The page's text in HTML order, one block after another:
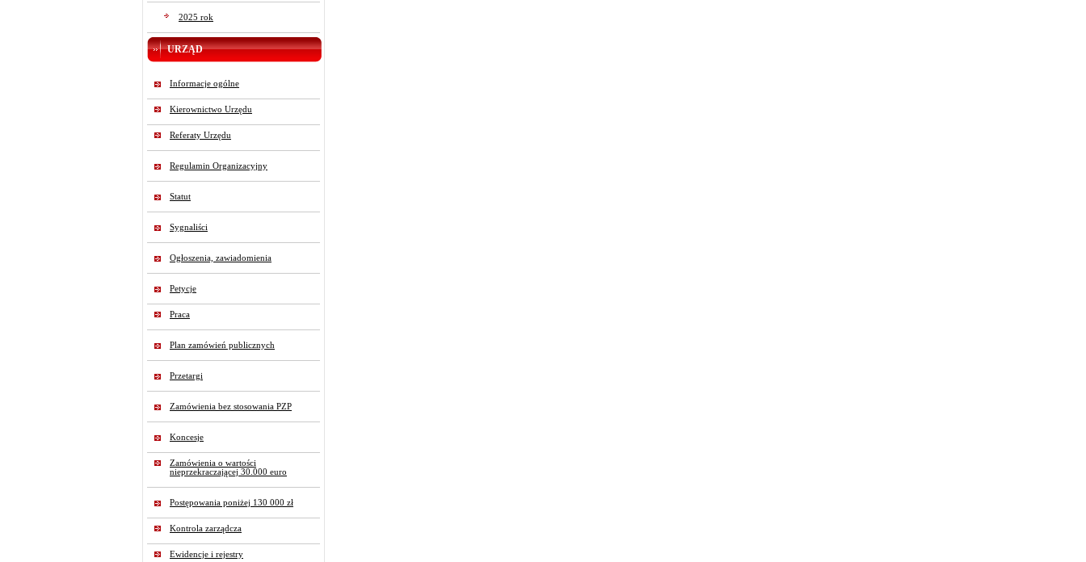
2025 rok
URZĄD
Informacje ogólne
Kierownictwo Urzędu
Referaty Urzędu
Regulamin Organizacyjny
Statut
Sygnaliści
Ogłoszenia, zawiadomienia
Petycje
Praca
Plan zamówień publicznych
Przetargi
Zamówienia bez stosowania PZP
Koncesje
Zamówienia o wartości
nieprzekraczającej 30.000 euro
Postępowania poniżej 130 000 zł
Kontrola zarządcza
Ewidencje i rejestry